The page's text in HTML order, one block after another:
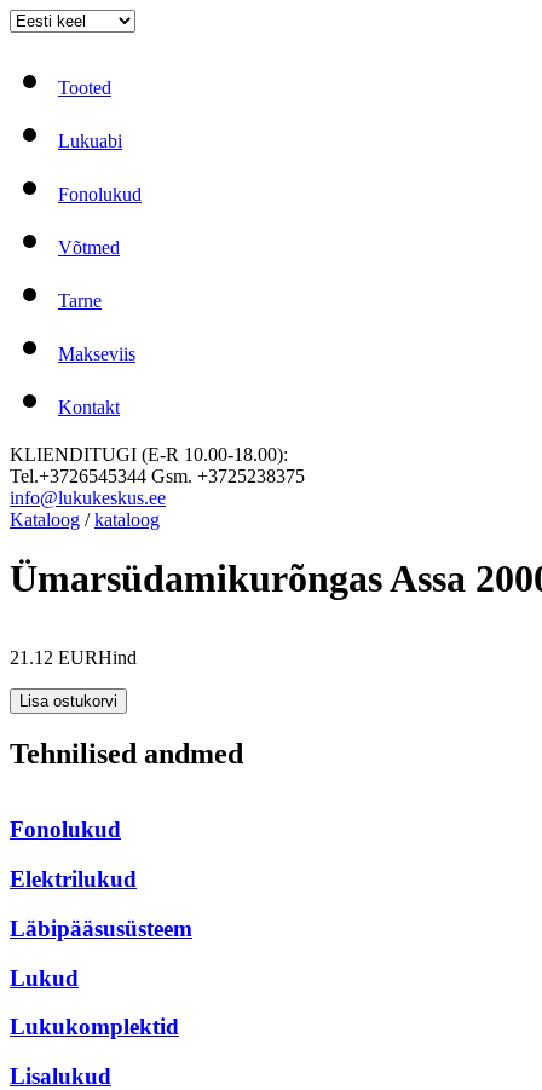
Tooted
Lukuabi
Fonolukud
Võtmed
Tarne
Makseviis
Kontakt
KLIENDITUGI (E-R 10.00-18.00):
Tel.+3726545344 Gsm. +3725238375
info@lukukeskus.ee
Kataloog /kataloog
Ümarsüdamikurõngas Assa
21.12 EURHind
Tehnilised andmed
Fonolukud
Elektrilukud
Läbipääsusüsteem
Lukud
Lukukomplektid
Lisalukud